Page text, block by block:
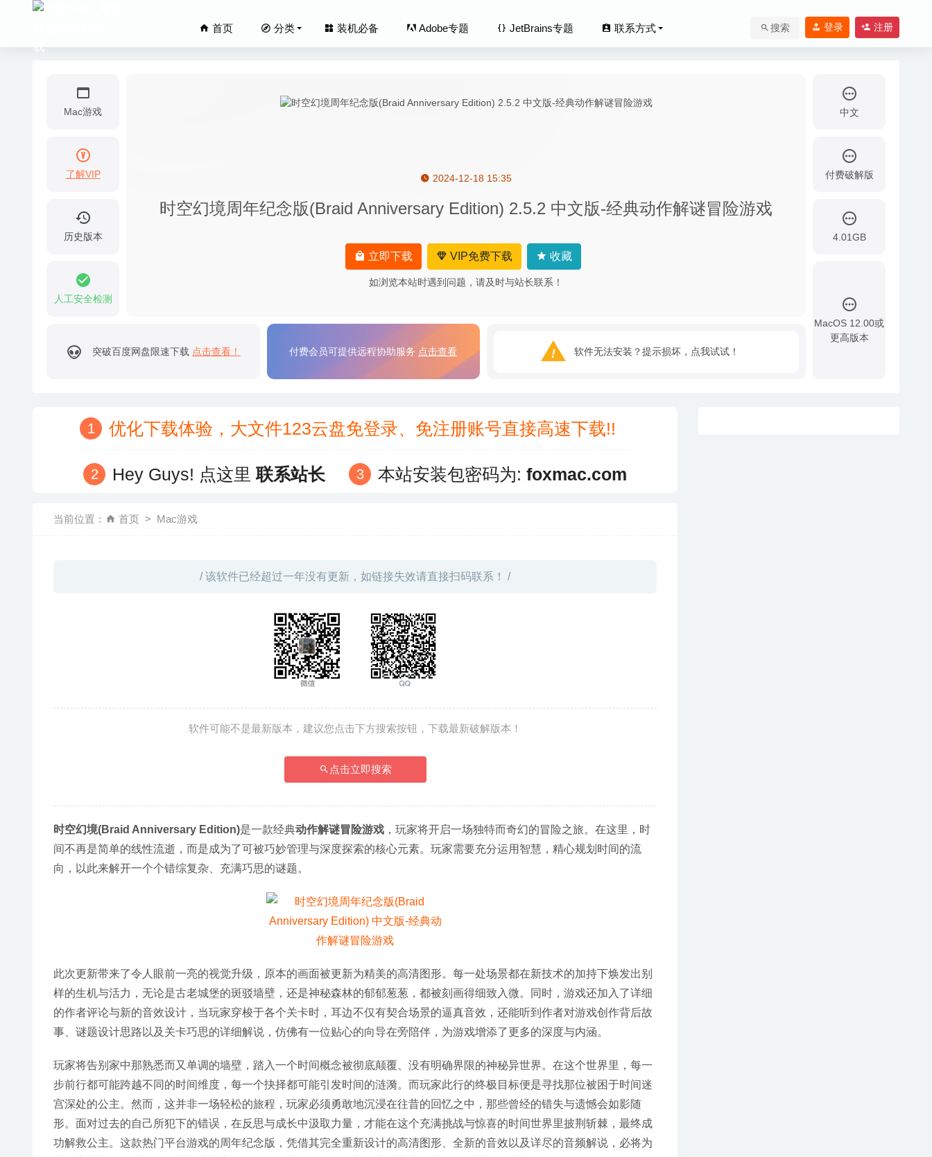
首页 分类 装机必备 Adobe专题 JetBrains专题 联系方式 搜索 登录 注册
Mac游戏
了解VIP
历史版本
人工安全检测
2024-12-18 15:35
时空幻境周年纪念版(Braid Anniversary Edition) 2.5.2 中文版-经典动作解谜冒险游戏
立即下载 VIP免费下载 收藏
如浏览本站时遇到问题，请及时与站长联系！
中文
付费破解版
4.01GB
MacOS 12.00或
更高版本
突破百度网盘限速下载 点击查看！ 付费会员可提供远程协助服务 点击查看 软件无法安装？提示损坏，点我试试！
优化下载体验，大文件123云盘免登录、免注册账号直接高速下载!!
Hey Guys! 点这里联系站长 本站安装包密码为: foxmac.com
当前位置： 首页 Mac游戏
/ 该软件已经超过一年没有更新，如链接失效请直接扫码联系！ /
软件可能不是最新版本，建议您点击下方搜索按钮，下载最新破解版本！
点击立即搜索
时空幻境(Braid Anniversary Edition)是一款经典动作解谜冒险游戏 ，玩家将开启一场独特而奇幻的冒险之旅。在这里，时
间不再是简单的线性流逝，而是成为了可被巧妙管理与深度探索的核心元素。玩家需要充分运用智慧，精心规划时间的流
向，以此来解开一个个错综复杂、充满巧思的谜题。
此次更新带来了令人眼前一亮的视觉升级，原本的画面被更新为精美的高清图形。每一处场景都在新技术的加持下焕发出别
样的生机与活力，无论是古老城堡的斑驳墙壁，还是神秘森林的郁郁葱葱，都被刻画得细致入微。同时，游戏还加入了详细
的作者评论与新的音效设计，当玩家穿梭于各个关卡时，耳边不仅有契合场景的逼真音效，还能听到作者对游戏创作背后故
事、谜题设计思路以及关卡巧思的详细解说，仿佛有一位贴心的向导在旁陪伴，为游戏增添了更多的深度与内涵。
玩家将告别家中那熟悉而又单调的墙壁，踏入一个时间概念被彻底颠覆、没有明确界限的神秘异世界。在这个世界里，每一
步前行都可能跨越不同的时间维度，每一个抉择都可能引发时间的涟漪。而玩家此行的终极目标便是寻找那位被困于时间迷
宫深处的公主。然而，这并非一场轻松的旅程，玩家必须勇敢地沉浸在往昔的回忆之中，那些曾经的错失与遗憾会如影随
形。面对过去的自己所犯下的错误，在反思与成长中汲取力量，才能在这个充满挑战与惊喜的时间世界里披荆斩棘，最终成
功解救公主。这款热门平台游戏的周年纪念版，凭借其完全重新设计的高清图形、全新的音效以及详尽的音频解说，必将为
BetterMouse 1.5.4690 中文版 – Magic Mouse 鼠标功能增强软件 2024-05-19
iCollections 6.4.3.64311 – 桌面图标整理神器 2020-06-04
OmmWriter 1.64 – 无干扰专注于写作的软件 2020-07-04